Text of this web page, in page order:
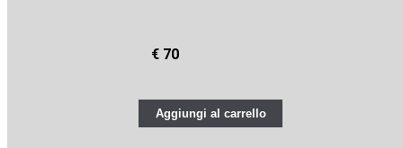
€ 70
Aggiungi al carrello